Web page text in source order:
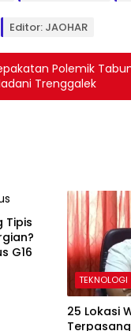
Editor: JAOHAR
Polemik
Trenggalek
Tipis
G16
TEKNOLOGI
25 Lokasi